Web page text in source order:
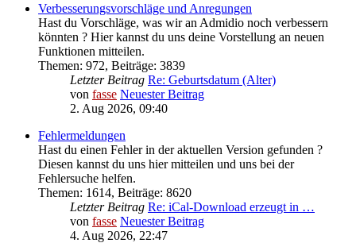
Verbesserungsvorschläge und Anregungen
Hast du Vorschläge, was wir an Admidio noch verbessern
könnten ? Hier kannst du uns deine Vorstellung an neuen
Funktionen mitteilen.
Themen: 972, Beiträge: 3839
Letzter Beitrag Re: Geburtsdatum (Alter)
von fasse Neuester Beitrag
2. Aug 2026, 09:40
Fehlermeldungen
Hast du einen Fehler in der aktuellen Version gefunden ?
Diesen kannst du uns hier mitteilen und uns bei der
Fehlersuche helfen.
Themen: 1614, Beiträge: 8620
Letzter Beitrag Re: iCal-Download erzeugt in …
von fasse Neuester Beitrag
4. Aug 2026, 22:47